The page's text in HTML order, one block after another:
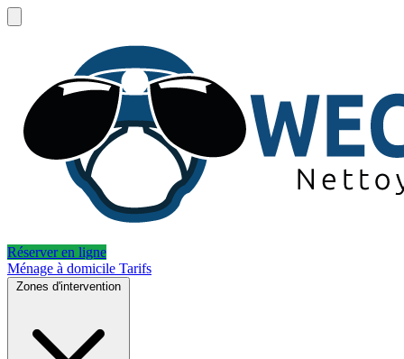
Réserver en ligne
Ménage à domicile Tarifs
Zones d'intervention